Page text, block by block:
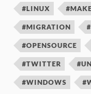
#LINUX
#MIGRATION
#OPENSOURCE
#TWITTER
#WINDOWS